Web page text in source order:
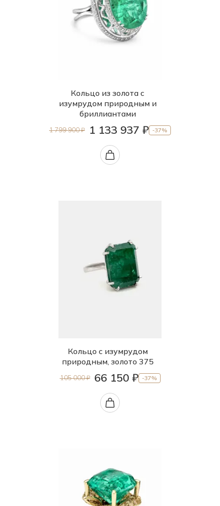
Кольцо из золота с
изумрудом природным и
бриллиантами
1 799 900 ₽ 1 133 937 ₽ -37%
Кольцо с изумрудом
природным, золото 375
105 000 ₽ 66 150 ₽ -37%